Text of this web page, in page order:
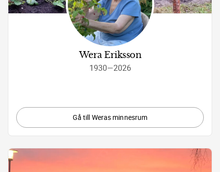
Wera Eriksson
1930—2026
Gå till Weras minnesrum